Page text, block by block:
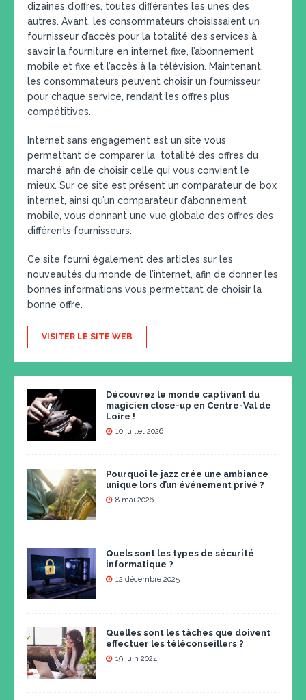
dizaines d’offres, toutes différentes les unes des
autres. Avant, les consommateurs choisissaient un
fournisseur d’accès pour la totalité des services à
savoir la fourniture en internet fixe, l’abonnement
mobile et fixe et l’accès à la télévision. Maintenant,
les consommateurs peuvent choisir un fournisseur
pour chaque service, rendant les offres plus
compétitives.
Internet sans engagement est un site vous
permettant de comparer la totalité des offres du
marché afin de choisir celle qui vous convient le
mieux. Sur ce site est présent un comparateur de box
internet, ainsi qu’un comparateur d’abonnement
mobile, vous donnant une vue globale des offres des
différents fournisseurs.
Ce site fourni également des articles sur les
nouveautés du monde de l’internet, afin de donner les
bonnes informations vous permettant de choisir la
bonne offre.
VISITER LE SITE WEB
Découvrez le monde captivant du
magicien close-up en Centre-Val de
Loire !
10 juillet 2026
Pourquoi le jazz crée une ambiance
unique lors d’un événement privé ?
8 mai 2026
Quels sont les types de sécurité
informatique ?
12 décembre 2025
Quelles sont les tâches que doivent
effectuer les téléconseillers ?
19 juin 2024